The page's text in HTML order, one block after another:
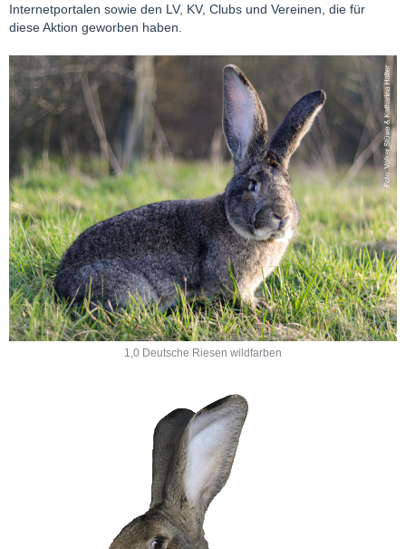
Internetportalen sowie den LV, KV, Clubs und Vereinen, die für
diese Aktion geworben haben.
1,0 Deutsche Riesen wildfarben